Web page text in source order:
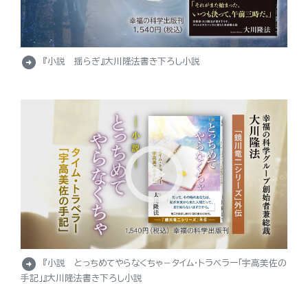
arrow_circle_right 『小説 揺らぎ』大川隆法書き下ろし小説
arrow_circle_right
『小説 とっちめてやらなくちゃ－タイム・トラベラー「宇高美佐の
手記」』大川隆法書き下ろし小説